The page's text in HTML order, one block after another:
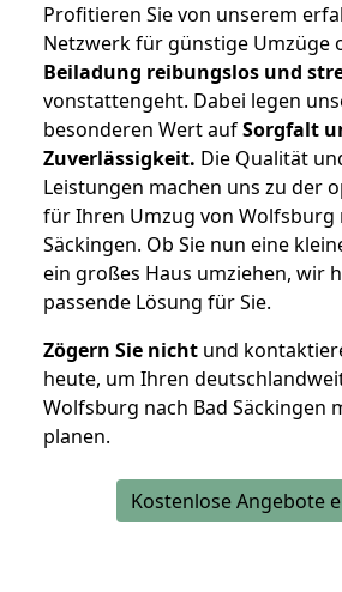
Profitieren Sie von unserem
Netzwerk für günstige Umzüge
Beiladung reibungslos und
vonstattengeht. Dabei legen
besonderen Wert aufSorgfalt
Zuverlässigkeit. Die Qualität
Leistungen machen uns zu der
für Ihren Umzug von Wolfsburg
Säckingen. Ob Sie nun eine
ein großes Haus umziehen, wir
passende Lösung für Sie.
Zögern Sie nicht und
heute, um Ihren
Wolfsburg nach Bad Säckingen
planen.
Kostenlose Angebote